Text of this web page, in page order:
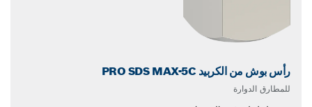
رأس بوش من الكربيد PRO SDS MAX-5C
للمطارق الدوارة